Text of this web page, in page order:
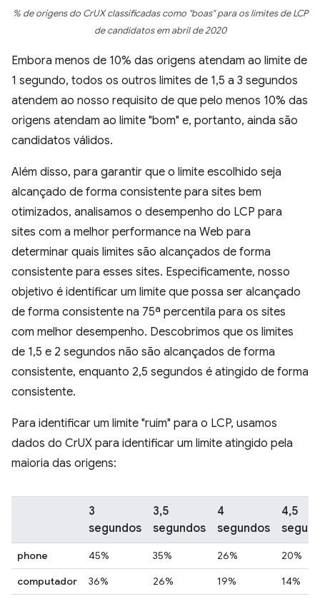
% de origens do CrUX classificadas como "boas" para os limites de LCP
de candidatos em abril de 2020
Embora menos de 10% das origens atendam ao limite de
1 segundo, todos os outros limites de 1,5 a 3 segundos
atendem ao nosso requisito de que pelo menos 10% das
origens atendam ao limite "bom" e, portanto, ainda são
candidatos válidos.
Além disso, para garantir que o limite escolhido seja
alcançado de forma consistente para sites bem
otimizados, analisamos o desempenho do LCP para
sites com a melhor performance na Web para
determinar quais limites são alcançados de forma
consistente para esses sites. Especificamente, nosso
objetivo é identificar um limite que possa ser alcançado
de forma consistente na 75ª percentila para os sites
com melhor desempenho. Descobrimos que os limites
de 1,5 e 2 segundos não são alcançados de forma
consistente, enquanto 2,5 segundos é atingido de forma
consistente.
Para identificar um limite "ruim" para o LCP, usamos
dados do CrUX para identificar um limite atingido pela
maioria das origens:
3
segundos
3,5
segundos
4
segundos
4,5
phone 45% 35% 26%
20%
computador
36% 26% 19% 14%